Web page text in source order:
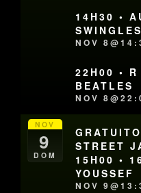
14H30 •
SWINGLES
NOV
22H00 •
BEATLES
NOV
NOV
9
DOM
STREET
15H00 •
YOUSSEF
NOV